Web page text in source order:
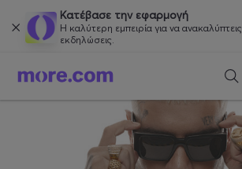
Κατέβασε την εφαρμογή
Η καλύτερη εμπειρία για να ανακαλύπτεις
εκδηλώσεις.